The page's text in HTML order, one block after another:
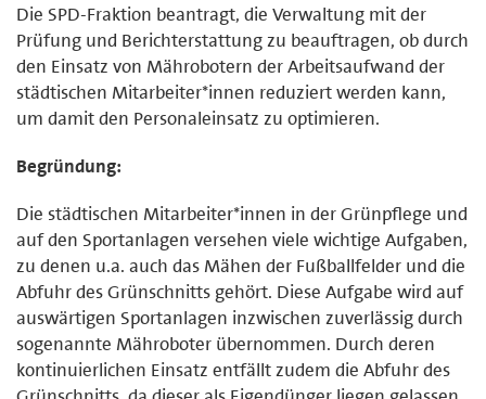
Die SPD-Fraktion beantragt, die Verwaltung mit der
Prüfung und Berichterstattung zu beauftragen, ob durch
den Einsatz von Mährobotern der Arbeitsaufwand der
städtischen Mitarbeiter*innen reduziert werden kann,
um damit den Personaleinsatz zu optimieren.
Begründung:
Die städtischen Mitarbeiter*innen in der Grünpflege und
auf den Sportanlagen versehen viele wichtige Aufgaben,
zu denen u.a. auch das Mähen der Fußballfelder und die
Abfuhr des Grünschnitts gehört. Diese Aufgabe wird auf
auswärtigen Sportanlagen inzwischen zuverlässig durch
sogenannte Mähroboter übernommen. Durch deren
kontinuierlichen Einsatz entfällt zudem die Abfuhr des